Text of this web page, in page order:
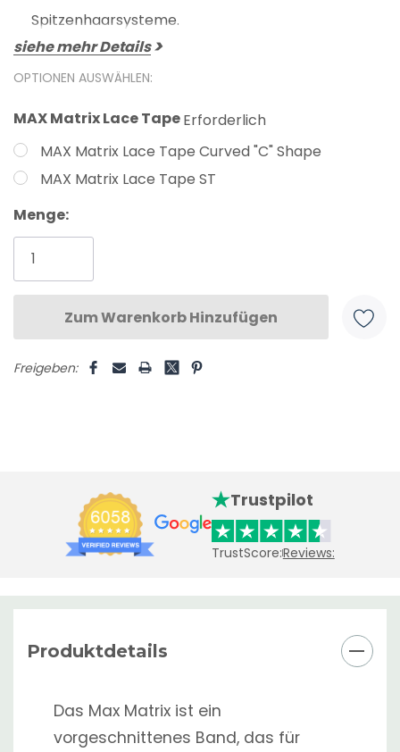
Spitzenhaarsysteme.
siehe mehr Details
OPTIONEN AUSWÄHLEN:
MAX Matrix Lace TapeErforderlich
MAX Matrix Lace Tape Curved "C" Shape
MAX Matrix Lace Tape ST
Aktueller
Lagerbestand:
Menge:
Freigeben:
Trustpilot
TrustScore:Reviews:
Produktdetails
Das Max Matrix ist ein
vorgeschnittenes Band, das für